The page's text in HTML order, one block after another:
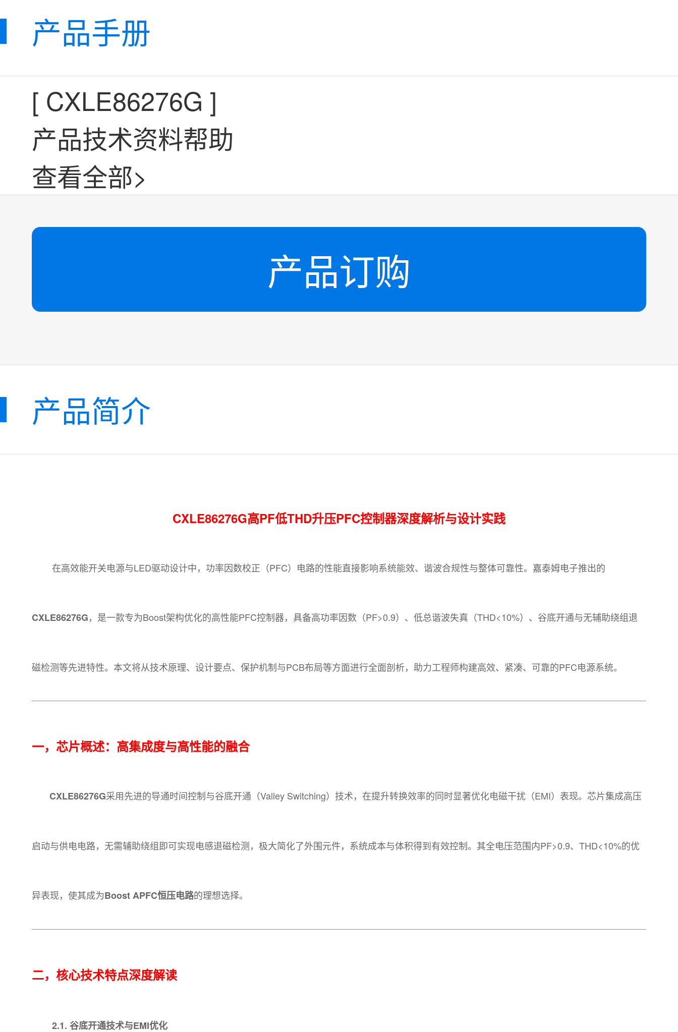
产品手册
[ CXLE86276G ]
产品技术资料帮助
查看全部>
产品订购
产品简介
CXLE86276G高PF低THD升压PFC控制器深度解析与设计实践
在高效能开关电源与LED驱动设计中，功率因数校正（PFC）电路的性能直接影响系统能效、谐波合规性与整体可靠性。嘉泰姆电子推出的
CXLE86276G，是一款专为Boost架构优化的高性能PFC控制器，具备高功率因数（PF>0.9）、低总谐波失真（THD<10%）、谷底开通与无辅助绕组退
磁检测等先进特性。本文将从技术原理、设计要点、保护机制与PCB布局等方面进行全面剖析，助力工程师构建高效、紧凑、可靠的PFC电源系统。
一，芯片概述：高集成度与高性能的融合
CXLE86276G采用先进的导通时间控制与谷底开通（Valley Switching）技术，在提升转换效率的同时显著优化电磁干扰（EMI）表现。芯片集成高压
启动与供电电路，无需辅助绕组即可实现电感退磁检测，极大简化了外围元件，系统成本与体积得到有效控制。其全电压范围内PF>0.9、THD<10%的优
异表现，使其成为Boost APFC恒压电路的理想选择。
二，核心技术特点深度解读
2.1. 谷底开通技术与EMI优化